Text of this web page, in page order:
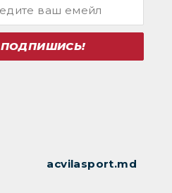
ПОДПИШИСЬ!
acvilasport.md